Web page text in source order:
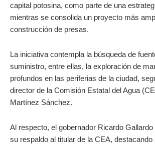
capital potosina, como parte de una
mientras se consolida un proyecto más
construcción de presas.
La iniciativa contempla la búsqueda de
suministro, entre ellas, la exploración de
profundos en las periferias de la ciudad,
director de la Comisión Estatal del Agua
Martínez Sánchez.
Al respecto, el gobernador Ricardo
su respaldo al titular de la CEA,